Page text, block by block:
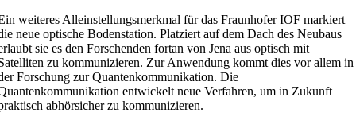
weiteres Alleinstellungsmerkmal für das Fraunhofer IOF markiert
neue optische Bodenstation. Platziert auf dem Dach des Neubaus
sie es den Forschenden fortan von Jena aus optisch mit
zu kommunizieren. Zur Anwendung kommt dies vor allem in
Forschung zur Quantenkommunikation. Die
entwickelt neue Verfahren, um in Zukunft
abhörsicher zu kommunizieren.